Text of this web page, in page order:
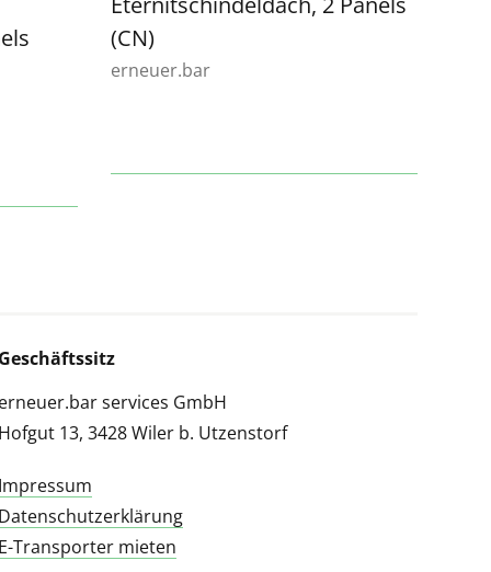
(CN)
erneuer.bar
Geschäftssitz
erneuer.bar services GmbH
Hofgut 13, 3428 Wiler b. Utzenstorf
Impressum
Datenschutzerklärung
E-Transporter mieten